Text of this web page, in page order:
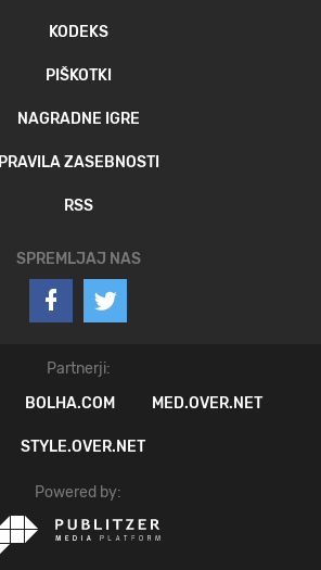
KODEKS
PIŠKOTKI
NAGRADNE IGRE
PRAVILA ZASEBNOSTI
RSS
SPREMLJAJ NAS
Partnerji:
BOLHA.COM MED.OVER.NET
STYLE.OVER.NET
Powered by: